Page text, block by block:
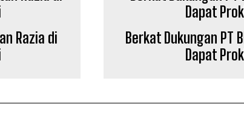
Razia di
Berkat Dukungan PT
Dapat